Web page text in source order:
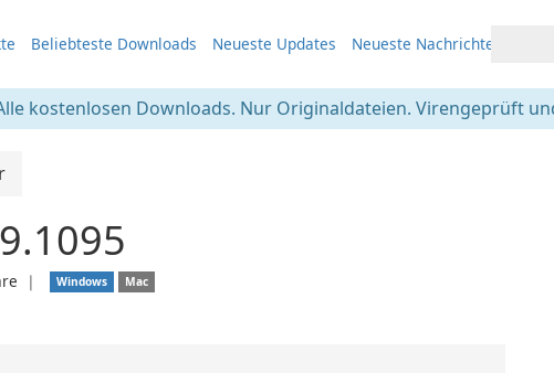
Beliebteste Downloads Neueste Updates Neueste Nachrichten
kostenlosen Downloads. Nur Originaldateien. Virengeprüft
❘ Windows Mac